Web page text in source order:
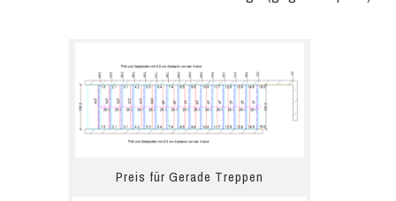
Preis für Gerade Treppen